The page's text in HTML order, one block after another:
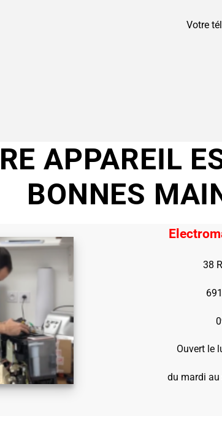
Votre
APPAREIL
BONNES
38
Ouvert le
du mardi au